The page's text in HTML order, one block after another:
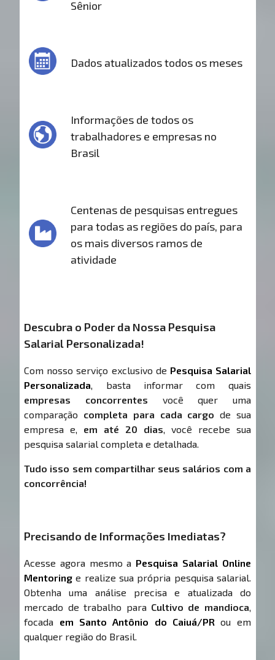
Sênior
Dados atualizados todos os meses
Informações de todos os
trabalhadores e empresas no
Brasil
Centenas de pesquisas entregues
para todas as regiões do país, para
os mais diversos ramos de
atividade
Descubra o Poder da Nossa Pesquisa
Salarial Personalizada!
Com nosso serviço exclusivo de Pesquisa Salarial
Personalizada, basta informar com quais
empresas concorrentes você quer uma
comparação completa para cada cargo de sua
empresa e, em até 20 dias, você recebe sua
pesquisa salarial completa e detalhada.
Tudo isso sem compartilhar seus salários com a
concorrência!
Precisando de Informações Imediatas?
Acesse agora mesmo a Pesquisa Salarial Online
Mentoring e realize sua própria pesquisa salarial.
Obtenha uma análise precisa e atualizada do
mercado de trabalho para Cultivo de mandioca,
focada em Santo Antônio do Caiuá/PR ou em
qualquer região do Brasil.